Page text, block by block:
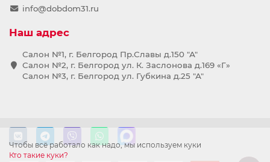
Чтобы всё работало как надо, мы используем куки
Кто такие куки?
info@dobdom31.ru
Наш адрес
Салон №1, г. Белгород Пр.Славы д.150 "А"
Салон №2, г. Белгород ул. К. Заслонова д.169 «Г»
Салон №3, г. Белгород ул. Губкина д.25 "А"